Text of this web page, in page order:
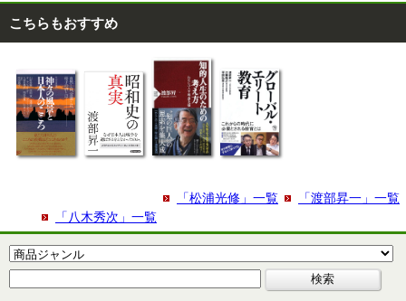
こちらもおすすめ
「渡部昇一」一覧
「松浦光修」一覧
「八木秀次」一覧